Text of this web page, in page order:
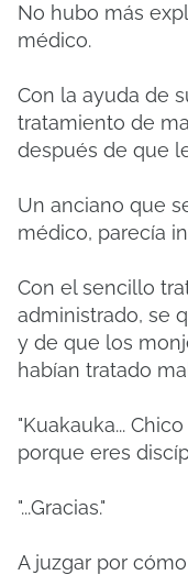
No hubo más
médico.
Con la ayuda de
tratamiento de
después de que
Un anciano que
médico, parecía
Con el sencillo
administrado, se
y de que los
habían tratado
"Kuakauka...
porque eres
"...Gracias."
A juzgar por